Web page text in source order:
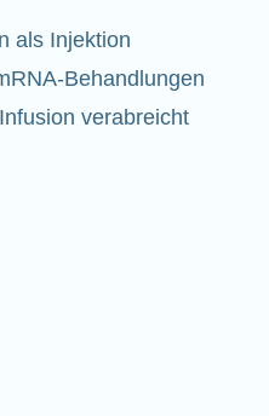
als Injektion
Behandlungen
verabreicht